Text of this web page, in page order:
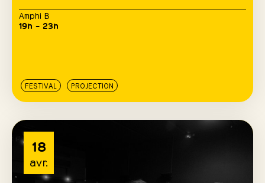
Amphi B
19h – 23h
FESTIVAL PROJECTION
18
avr.